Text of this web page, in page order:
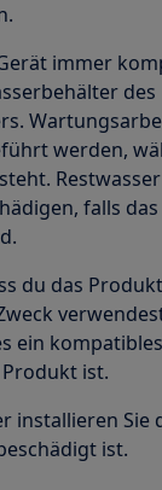
immer
des
werden,
falls
du das
ein
ist.
installieren Sie
ist.